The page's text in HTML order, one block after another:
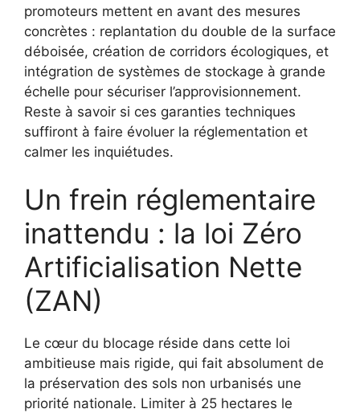
promoteurs mettent en avant des mesures
concrètes : replantation du double de la surface
déboisée, création de corridors écologiques, et
intégration de systèmes de stockage à grande
échelle pour sécuriser l’approvisionnement.
Reste à savoir si ces garanties techniques
suffiront à faire évoluer la réglementation et
calmer les inquiétudes.
Un frein réglementaire
inattendu : la loi Zéro
Artificialisation Nette
(ZAN)
Le cœur du blocage réside dans cette loi
ambitieuse mais rigide, qui fait absolument de
la préservation des sols non urbanisés une
priorité nationale. Limiter à 25 hectares le